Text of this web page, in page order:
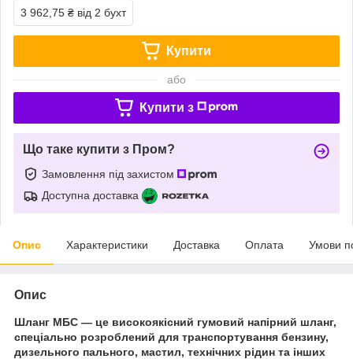
3 962,75 ₴ від 2 бухт
Купити
або
Купити з
Що таке купити з Пром?
Замовлення під захистом
Доступна доставка
Опис Характеристики Доставка Оплата Умови
Опис
Шланг МБС — це високоякісний гумовий напірний шланг,
спеціально розроблений для транспортування бензину,
дизельного пального, мастил, технічних рідин та інших